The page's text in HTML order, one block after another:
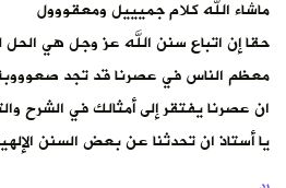
ماشاء الله كلام جميييل ومعقووول
حقا إن اتباع سنن الله عز وجل هي الحل
معظم الناس في عصرنا قد تجد
ان عصرنا يفتقر إلى أمثالك في الشرح
يا أستاذ ان تحدثنا عن بعض السنن